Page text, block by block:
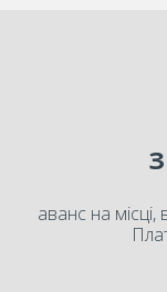
аванс на місці,